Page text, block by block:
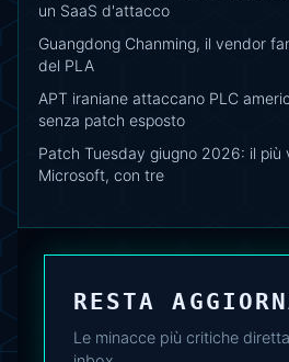
un SaaS d'attacco
Guangdong Chanming, il vendor
del PLA
APT iraniane attaccano PLC
senza patch esposto
Patch Tuesday giugno 2026: il più
Microsoft, con tre
RESTA
Le minacce più critiche